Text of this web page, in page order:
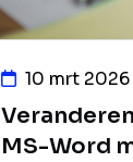
10 mrt 2026
MS-Word